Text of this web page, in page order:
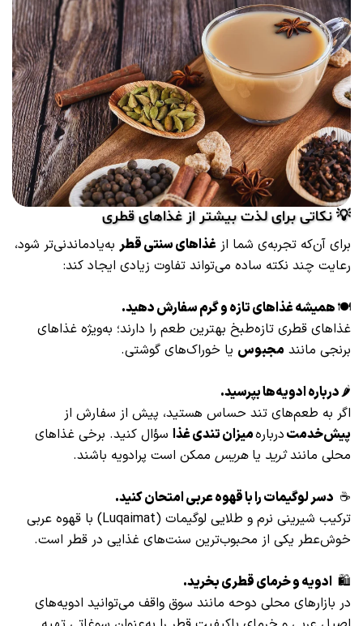
💡 نکاتی برای لذت بیشتر از غذاهای قطری
برای آن‌که تجربه‌ی شما از غذاهای سنتی قطر به‌یادماندنی‌تر شود،
رعایت چند نکته ساده می‌تواند تفاوت زیادی ایجاد کند:
🍽️همیشه غذاهای تازه و گرم سفارش دهید.
غذاهای قطری تازه‌طبخ بهترین طعم را دارند؛ به‌ویژه غذاهای
برنجی مانند مجبوس یا خوراک‌های گوشتی.
🌶️درباره ادویه‌ها بپرسید.
اگر به طعم‌های تند حساس هستید، پیش از سفارش از
پیش‌خدمتدربارهمیزان تندی غذا سؤال کنید. برخی غذاهای
محلی مانندثرید یاهریس ممکن است پرادویه باشند.
☕ دسر لوگیمات را با قهوه عربی امتحان کنید.
ترکیب شیرینی نرم و طلایی لوگیمات (Luqaimat) با قهوه عربی
خوش‌عطر یکی از محبوب‌ترین سنت‌های غذایی در قطر است.
🛍️ ادویه و خرمای قطری بخرید.
در بازارهای محلی دوحه مانند سوق واقف می‌توانید ادویه‌های